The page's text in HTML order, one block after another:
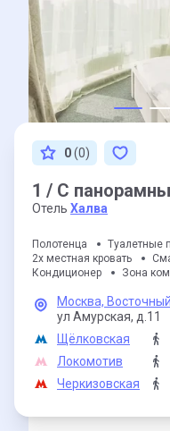
0(0)
1 / С
Отель Халва
Полотенца
Туалетные
2х местная кровать
Кондиционер
Зона
Москва,
ул Амурская, д.11
Щёлковская
Локомотив
Черкизовская